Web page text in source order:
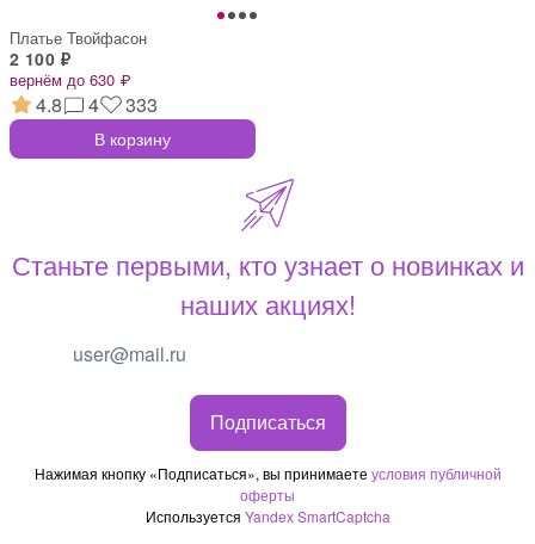
Платье Твойфасон
2 100 ₽
вернём до 630 ₽
4.8 4 333
В корзину
Станьте первыми, кто узнает о новинках и
наших акциях!
Подписаться
Нажимая кнопку «Подписаться», вы принимаете условия публичной
оферты
Используется Yandex SmartCaptcha